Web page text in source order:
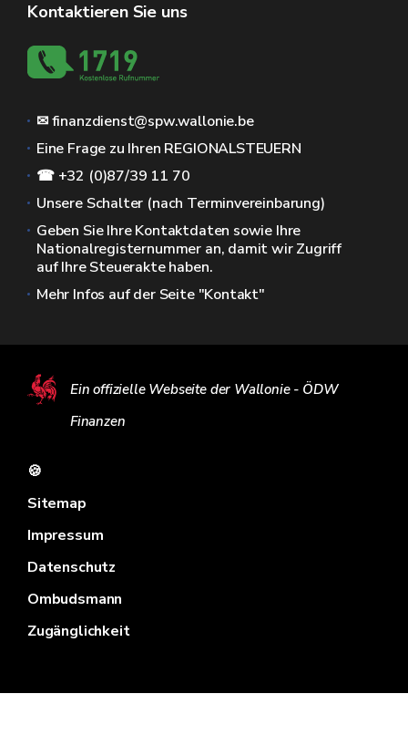
Kontaktieren Sie uns
✉ finanzdienst@spw.wallonie.be
Eine Frage zu Ihren REGIONALSTEUERN
☎ +32 (0)87/39 11 70
Unsere Schalter (nach Terminvereinbarung)
Geben Sie Ihre Kontaktdaten sowie Ihre
Nationalregisternummer an, damit wir Zugriff
auf Ihre Steuerakte haben.
Mehr Infos auf der Seite "Kontakt"
Ein offizielle Webseite der Wallonie - ÖDW
Finanzen
🍪
Sitemap
Impressum
Datenschutz
Ombudsmann
Zugänglichkeit